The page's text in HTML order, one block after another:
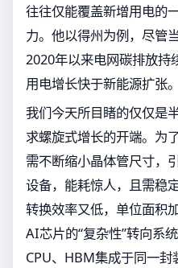
往往仅能覆盖新增用电的
力。他以得州为例，尽管
2020年以来电网碳排放持
用电增长快于新能源扩张。
我们今天所目睹的仅仅是
求螺旋式增长的开端。为
需不断缩小晶体管尺寸，
设备，能耗惊人，且需稳
转换效率又低，单位面积
AI芯片的“复杂性”转向系
CPU、HBM集成于同一封